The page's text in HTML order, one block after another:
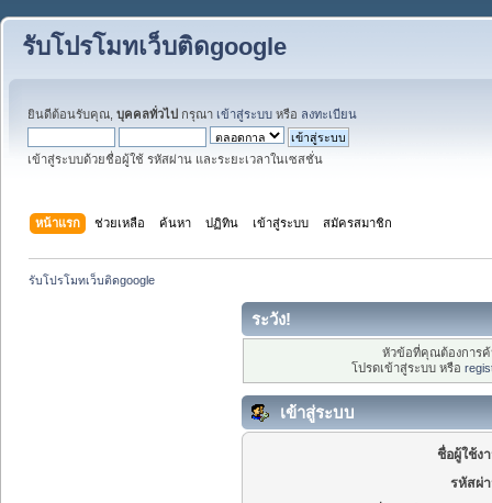
รับโปรโมทเว็บติดgoogle
ยินดีต้อนรับคุณ, บุคคลทั่วไป กรุณา เข้าสู่ระบบ หรือ ลงทะเบียน
เข้าสู่ระบบด้วยชื่อผู้ใช้ รหัสผ่าน และระยะเวลาในเซสชั่น
หน้าแรก ช่วยเหลือ ค้นหา ปฏิทิน เข้าสู่ระบบ สมัครสมาชิก
รับโปรโมทเว็บติดgoogle
ระวัง!
หัวข้อที่คุณต้องการ
โปรดเข้าสู่ระบบ หรือ
เข้าสู่ระบบ
ชื่อผู้ใช้ง
รหัสผ่